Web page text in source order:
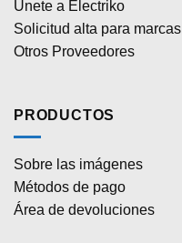
Únete a Electriko
Solicitud alta para marcas
Otros Proveedores
PRODUCTOS
Sobre las imágenes
Métodos de pago
Área de devoluciones